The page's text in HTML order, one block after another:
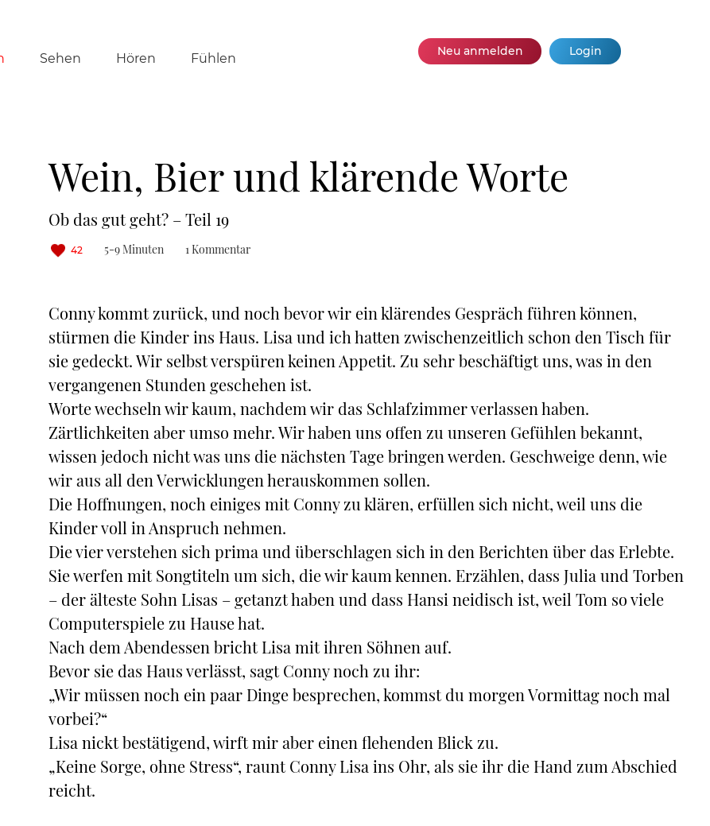
Sehen Hören Fühlen Neu anmelden Login
Wein, Bier und klärende Worte
Ob das gut geht? – Teil 19
42 5-9 Minuten 1 Kommentar
Conny kommt zurück, und noch bevor wir ein klärendes Gespräch führen können,
stürmen die Kinder ins Haus. Lisa und ich hatten zwischenzeitlich schon den Tisch für
sie gedeckt. Wir selbst verspüren keinen Appetit. Zu sehr beschäftigt uns, was in den
vergangenen Stunden geschehen ist.
Worte wechseln wir kaum, nachdem wir das Schlafzimmer verlassen haben.
Zärtlichkeiten aber umso mehr. Wir haben uns offen zu unseren Gefühlen bekannt,
wissen jedoch nicht was uns die nächsten Tage bringen werden. Geschweige denn, wie
wir aus all den Verwicklungen herauskommen sollen.
Die Hoffnungen, noch einiges mit Conny zu klären, erfüllen sich nicht, weil uns die
Kinder voll in Anspruch nehmen.
Die vier verstehen sich prima und überschlagen sich in den Berichten über das Erlebte.
Sie werfen mit Songtiteln um sich, die wir kaum kennen. Erzählen, dass Julia und Torben
– der älteste Sohn Lisas – getanzt haben und dass Hansi neidisch ist, weil Tom so viele
Computerspiele zu Hause hat.
Nach dem Abendessen bricht Lisa mit ihren Söhnen auf.
Bevor sie das Haus verlässt, sagt Conny noch zu ihr:
„Wir müssen noch ein paar Dinge besprechen, kommst du morgen Vormittag noch mal
vorbei?“
Lisa nickt bestätigend, wirft mir aber einen flehenden Blick zu.
„Keine Sorge, ohne Stress“, raunt Conny Lisa ins Ohr, als sie ihr die Hand zum Abschied
reicht.